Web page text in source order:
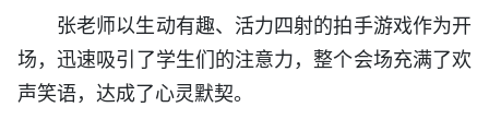
张老师以生动有趣、活力四射的拍手游戏作为开
场，迅速吸引了学生们的注意力，整个会场充满了欢
声笑语，达成了心灵默契。